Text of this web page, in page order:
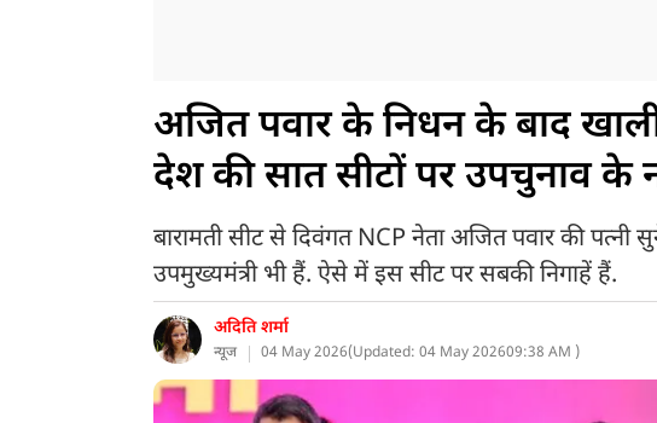
अजित पवार के निधन के बाद
देश की सात सीटों पर उपचुनाव
बारामती सीट से दिवंगत NCP नेता अजित पवार की पत्नी
उपमुख्यमंत्री भी हैं. ऐसे में इस सीट पर सबकी निगाहें हैं.
अदिति शर्मा
न्यूज 04 May 2026(Updated: 04 May 202609:38 AM )